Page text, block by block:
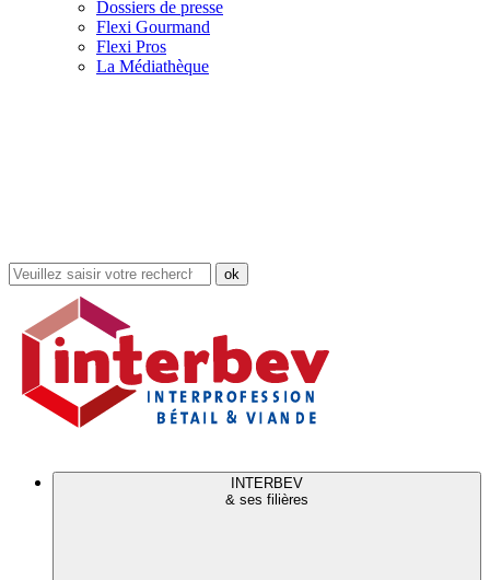
Dossiers de presse
Flexi Gourmand
Flexi Pros
La Médiathèque
Rechercher
dans
site
INTERBEV
& ses filières